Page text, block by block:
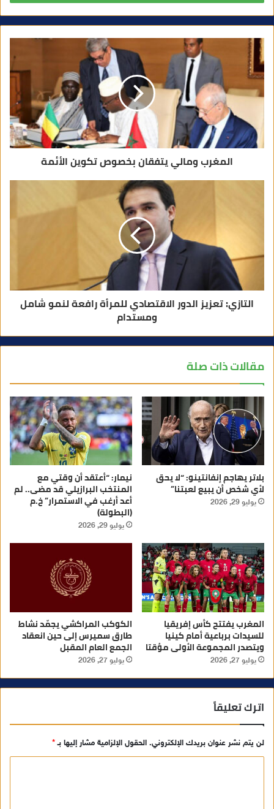
ا
ل
إ
ل
ك
ر
المغرب ومالي يتفقان بخصوص تكوين الأئمة
التازي: تعزيز الدور الاقتصادي للمرأة رافعة لنمو شامل
ومستدام
مقالات ذات صلة
بلاتر يهاجم إنفانتينو: “لا يحق
لأي شخص أن يبيع لعبتنا”
يوليو 29, 2026
نيمار: “أعتقد أن وقتي مع
المنتخب البرازيلي قد مضى.. لم
أعد أرغب في الاستمرار” خ.م
(البطولة)
يوليو 29, 2026
المغرب يفتتح كأس إفريقيا
للسيدات برباعية أمام كينيا
ويتصدر المجموعة الأولى مؤقتا
يوليو 27, 2026
الكوكب المراكشي يجمّد نشاط
طارق سميرس إلى حين انعقاد
الجمع العام المقبل
يوليو 27, 2026
اترك تعليقاً
لن يتم نشر عنوان بريدك الإلكتروني. الحقول الإلزامية مشار إليها بـ*